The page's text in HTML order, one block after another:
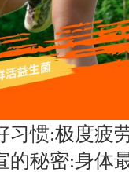
习惯:极度疲
的秘密:身体